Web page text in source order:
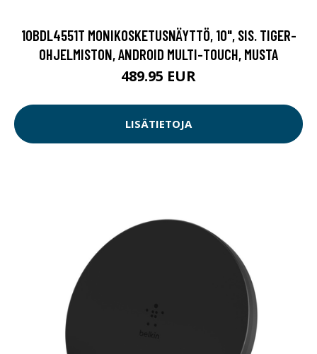
10BDL4551T MONIKOSKETUSNÄYTTÖ, 10", SIS. TIGER-
OHJELMISTON, ANDROID MULTI-TOUCH, MUSTA
489.95 EUR
LISÄTIETOJA